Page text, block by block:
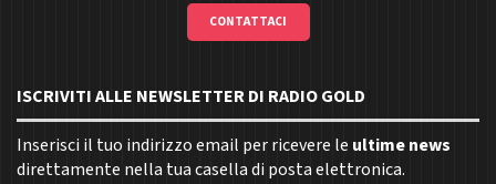
CONTATTACI
ISCRIVITI ALLE NEWSLETTER DI RADIO GOLD
Inserisci il tuo indirizzo email per ricevere le ultime news
direttamente nella tua casella di posta elettronica.